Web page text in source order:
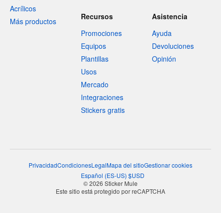
Acrílicos
Más productos
Recursos
Promociones
Equipos
Plantillas
Usos
Mercado
Integraciones
Stickers gratis
Asistencia
Ayuda
Devoluciones
Opinión
PrivacidadCondicionesLegalMapa del sitioGestionar cookies
Español (ES-US) $USD
© 2026 Sticker Mule
Este sitio está protegido por reCAPTCHA